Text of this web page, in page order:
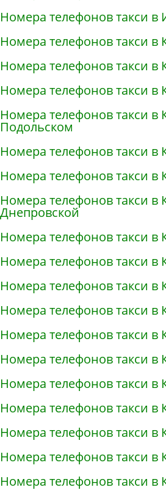
Номера телефонов такси в
Номера телефонов такси в
Номера телефонов такси в
Номера телефонов такси в
Номера телефонов такси в
Подольском
Номера телефонов такси в
Номера телефонов такси в
Номера телефонов такси в
Днепровской
Номера телефонов такси в
Номера телефонов такси в
Номера телефонов такси в
Номера телефонов такси в
Номера телефонов такси в
Номера телефонов такси в
Номера телефонов такси в
Номера телефонов такси в
Номера телефонов такси в
Номера телефонов такси в
Номера телефонов такси в